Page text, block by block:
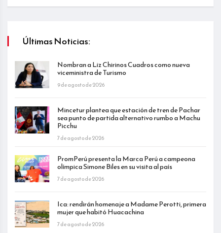
Últimas Noticias:
Nombran a Liz Chirinos Cuadros como nueva
viceministra de Turismo
9 de agosto de 2026
Mincetur plantea que estación de tren de Pachar
sea punto de partida alternativo rumbo a Machu
Picchu
7 de agosto de 2026
PromPerú presenta la Marca Perú a campeona
olímpica Simone Biles en su visita al país
7 de agosto de 2026
Ica: rendirán homenaje a Madame Perotti, primera
mujer que habitó Huacachina
7 de agosto de 2026